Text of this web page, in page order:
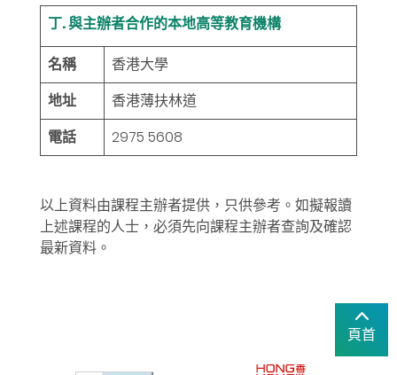
丁. 與主辦者合作的本地高等教育機構
名稱
香港大學
地址
香港薄扶林道
電話
2975 5608
以上資料由課程主辦者提供，只供參考。如擬報讀
上述課程的人士，必須先向課程主辦者查詢及確認
最新資料。
頁首